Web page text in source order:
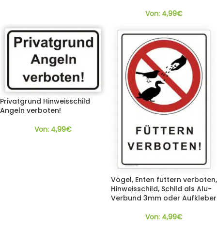
Von: 4,99€
Privatgrund Hinweisschild
Angeln verboten!
Von: 4,99€
Vögel, Enten füttern verboten,
Hinweisschild, Schild als Alu-
Verbund 3mm oder Aufkleber
Von: 4,99€